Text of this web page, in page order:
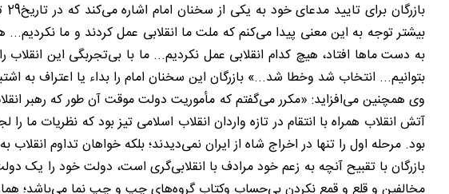
بیشتر توجه به این معنی پیدا می‌کنم که ملت ما انقلابی عمل کردند و ما
به دست ماها افتاد، هیچ کدام انقلابی عمل نکردیم... ما با بی‌تجربگی این
بتوانیم... انتخاب شد وخطا شد...» بازرگان این سخنان امام را بداء یا اعتراف به
وی همچنین می‌افزاید: «مکرر می‌گفتم که مأموریت دولت موقت آن طور که رهبر
آتش انقلاب همراه با انتقام در تازه واردان انقلاب اسلامی تیز بود که
بود. مرحله اول را تنها در اخراج شاه از ایران نمی‌دیدند؛ بلکه خواهان تداوم انقلاب
بازرگان با تقبیح آنچه به زعم خود مرادف با انقلابی‌گری است، دولت خود را یک
مخالفین و قلع و قمع نکردن بی‌حساب وکتاب گروه‌های چپ و چپ نما می‌باشد؛